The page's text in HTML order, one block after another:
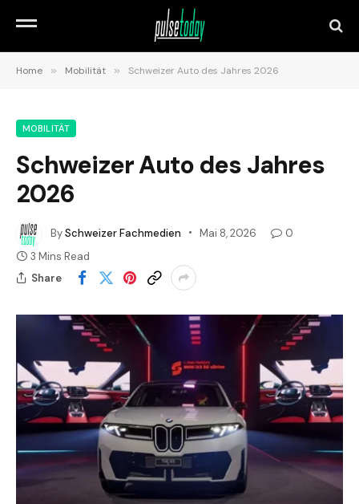
Home » Mobilität » Schweizer Auto des Jahres 2026
MOBILITÄT
Schweizer Auto des Jahres
2026
BySchweizer Fachmedien Mai 8, 2026
0
3 Mins Read
Share